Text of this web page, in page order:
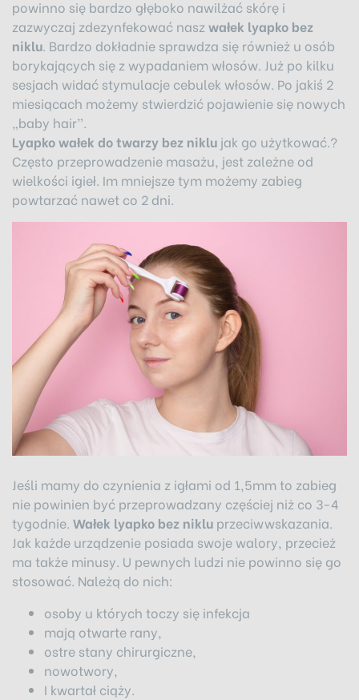
powinno się bardzo głęboko nawilżać skórę i
zazwyczaj zdezynfekować nasz wałek lyapko bez
niklu . Bardzo dokładnie sprawdza się również u osób
borykających się z wypadaniem włosów. Już po kilku
sesjach widać stymulacje cebulek włosów. Po jakiś 2
miesiącach możemy stwierdzić pojawienie się nowych
„baby hair”.
Lyapko wałek do twarzy bez niklu jak go użytkować.?
Często przeprowadzenie masażu, jest zależne od
wielkości igieł. Im mniejsze tym możemy zabieg
powtarzać nawet co 2 dni.
Jeśli mamy do czynienia z igłami od 1,5mm to zabieg
nie powinien być przeprowadzany częściej niż co 3-4
tygodnie. Wałek lyapko bez niklu przeciwwskazania.
Jak każde urządzenie posiada swoje walory, przecież
ma także minusy. U pewnych ludzi nie powinno się go
stosować. Należą do nich:
osoby u których toczy się infekcja
mają otwarte rany,
ostre stany chirurgiczne,
nowotwory,
I kwartał ciąży.